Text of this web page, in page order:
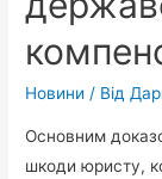
Новини / Від
Основним
шкоди юристу,